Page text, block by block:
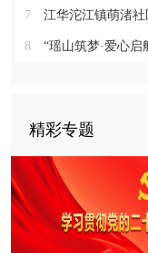
7 江华沱江镇萌渚
8 “瑶山筑梦·爱心启航”——江
精彩专题